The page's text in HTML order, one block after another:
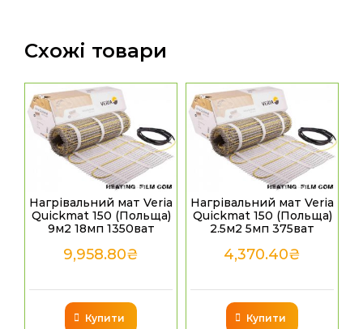
Схожі товари
Нагрівальний мат Veria
Quickmat 150 (Польща)
9м2 18мп 1350ват
9,958.80₴
Купити
Нагрівальний мат Veria
Quickmat 150 (Польща)
2.5м2 5мп 375ват
4,370.40₴
Купити